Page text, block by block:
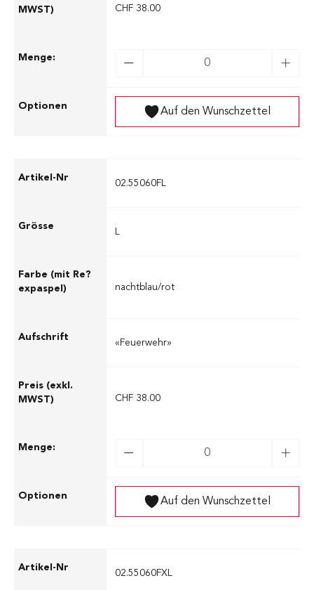
CHF 38.00
Auf den Wunschzettel
02.55060FL
L
nachtblau/rot
«Feuerwehr»
CHF 38.00
Auf den Wunschzettel
02.55060FXL